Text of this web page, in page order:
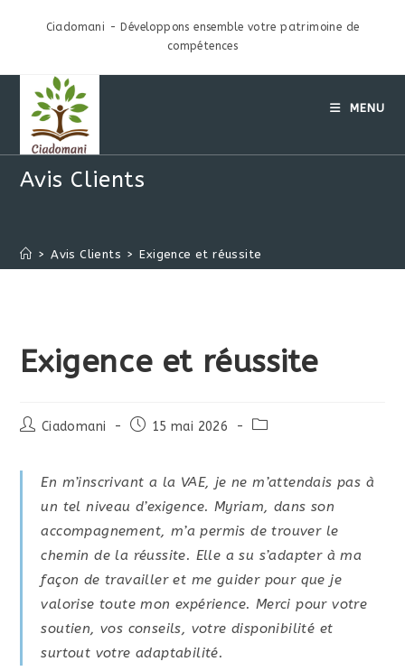
Ciadomani - Développons ensemble votre patrimoine de
compétences
MENU
Avis Clients
> Avis Clients > Exigence et réussite
Exigence et réussite
Ciadomani - 15 mai 2026 -
En m’inscrivant a la VAE, je ne m’attendais pas à
un tel niveau d’exigence. Myriam, dans son
accompagnement, m’a permis de trouver le
chemin de la réussite. Elle a su s’adapter à ma
façon de travailler et me guider pour que je
valorise toute mon expérience. Merci pour votre
soutien, vos conseils, votre disponibilité et
surtout votre adaptabilité.